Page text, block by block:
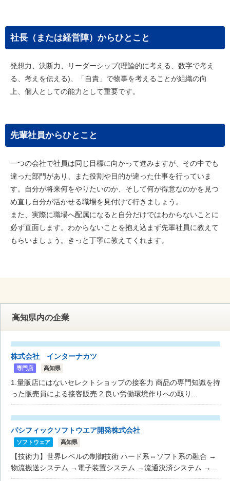
社長（または経営陣）からひとこと
発想力、決断力、リーダーシップ(理論的に考える、数字で考え
る、考えを伝える)、「自責」で物事を考えることが組織の向
上、個人としての能力として重要です。
先輩社員からひとこと
一つの会社で社員は同じ目標に向かって進みますが、その中でも
違った部門があり、また役割や目的が違った仕事を行っていま
す。自分が将来何をやりたいのか、そして何が得意なのかを見つ
め直し自分が活かせる職場を見付けて行きましょう。
また、実際に職場へ配属になると自分だけではわからないことに
必ず直面します。わからないことを抱え込まず先輩社員に教えて
もらいましょう。きっと丁寧に教えてくれます。
高知県内の企業
株式会社 インターナカツ
専門店 高知県
1.量販店にはないセレクトショップの接客力 商品の専門知識を持
った販売員による接客販売 2.良い労働環境作りへの取り...
パシフィックソフトウエア開発株式会社
ソフトウェア 高知県
【技術力】世界レベルの制御技術 ハード系⇔ソフト系の融合 →
物流搬送システム →電子装置システム →流通決済システム →...